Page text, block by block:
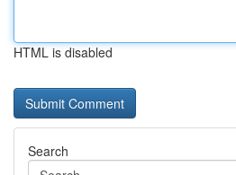
HTML is disabled
Search